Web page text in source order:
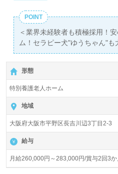
POINT
＜業界未経験者も積極採用！
ム！セラピー犬"ゆうちゃん"
正社員募集◎
【月給260,000円～283,000円/
有資格者向け求人＊『長原駅
す。
入居定員100名（ユニット型/
ームこうのとり』社会福祉法
市）様の運営です。大阪府を
ケアプランセンター、デイサ
居宅介護支援事業を展開され
れる笑顔』。法人様に関わる
ように』想いを込められてい
形態
特別養護老人ホーム
地域
大阪府大阪市平野区長吉川辺3丁目2-3
給与
月給260,000円～283,000円/賞与2回3か